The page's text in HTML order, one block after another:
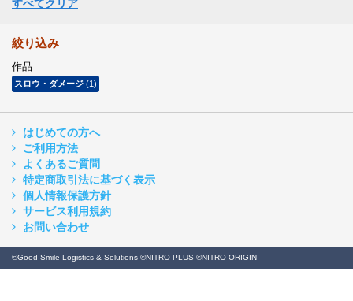
すべてクリア
絞り込み
作品
スロウ・ダメージ (1)
はじめての方へ
ご利用方法
よくあるご質問
特定商取引法に基づく表示
個人情報保護方針
サービス利用規約
お問い合わせ
©Good Smile Logistics & Solutions ©NITRO PLUS ©NITRO ORIGIN